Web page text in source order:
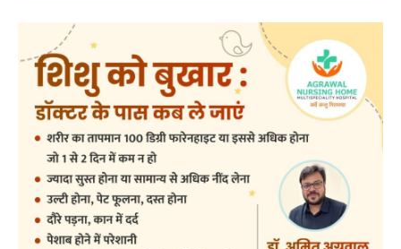
Search
ADV.